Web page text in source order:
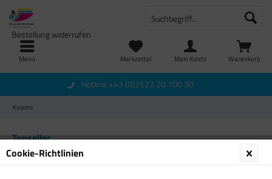
Menü Warenkorb
Merkzettel
Bestellung widerrufen
Mein Konto
Hotline +43 (0)2522 20 100 30
Kyocera
Topseller
Cookie-Richtlinien